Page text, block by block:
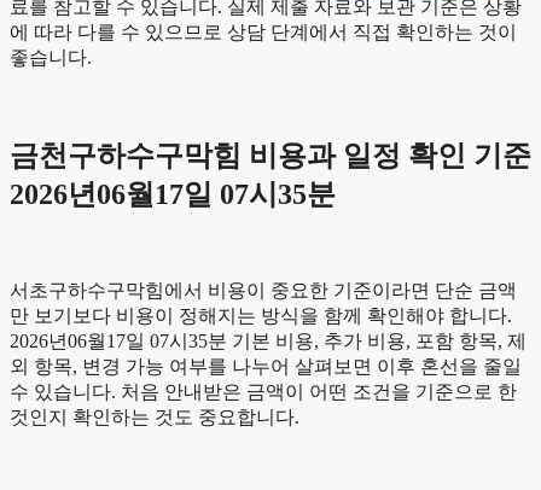
료를 참고할 수 있습니다. 실제 제출 자료와 보관 기준은 상황
에 따라 다를 수 있으므로 상담 단계에서 직접 확인하는 것이
좋습니다.
금천구하수구막힘 비용과 일정 확인 기준
2026년06월17일 07시35분
서초구하수구막힘에서 비용이 중요한 기준이라면 단순 금액
만 보기보다 비용이 정해지는 방식을 함께 확인해야 합니다.
2026년06월17일 07시35분 기본 비용, 추가 비용, 포함 항목, 제
외 항목, 변경 가능 여부를 나누어 살펴보면 이후 혼선을 줄일
수 있습니다. 처음 안내받은 금액이 어떤 조건을 기준으로 한
것인지 확인하는 것도 중요합니다.